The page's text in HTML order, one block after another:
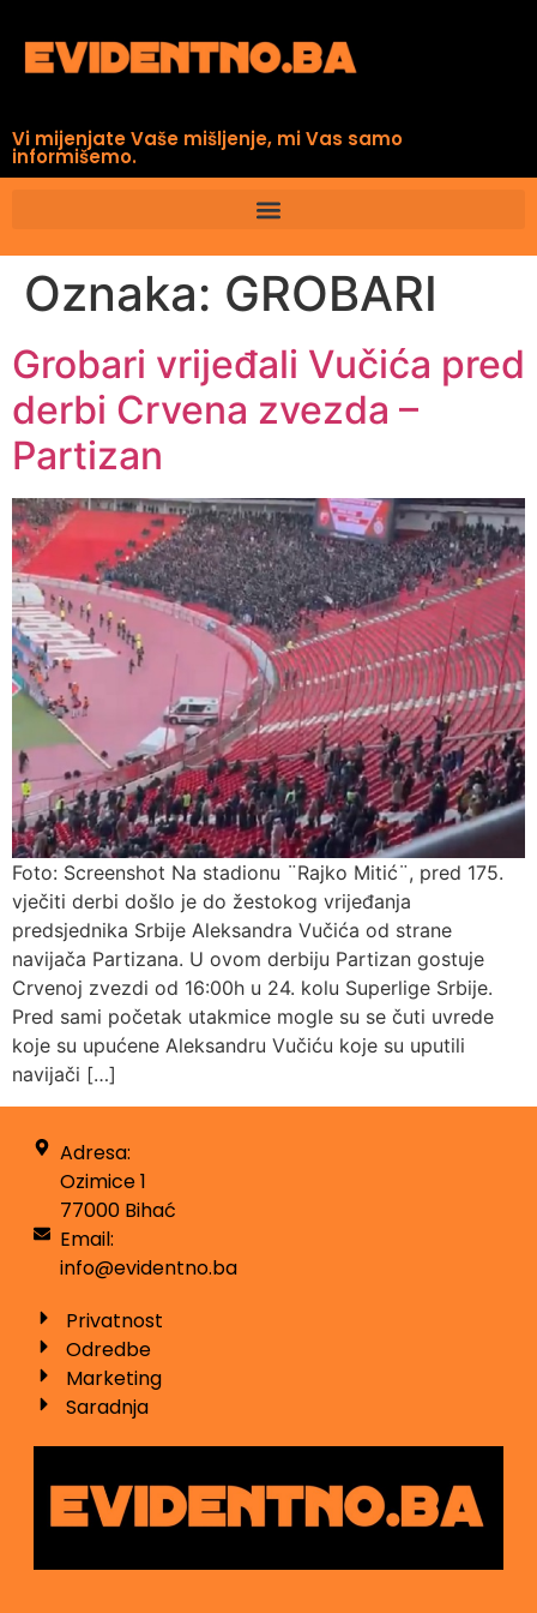
Vi mijenjate Vaše mišljenje, mi Vas samo
informišemo.
Oznaka: GROBARI
Grobari vrijeđali Vučića pred
derbi Crvena zvezda –
Partizan
Foto: Screenshot Na stadionu ¨Rajko Mitić¨, pred 175.
vječiti derbi došlo je do žestokog vrijeđanja
predsjednika Srbije Aleksandra Vučića od strane
navijača Partizana. U ovom derbiju Partizan gostuje
Crvenoj zvezdi od 16:00h u 24. kolu Superlige Srbije.
Pred sami početak utakmice mogle su se čuti uvrede
koje su upućene Aleksandru Vučiću koje su uputili
navijači […]
Adresa:
Ozimice 1
77000 Bihać
Email:
info@evidentno.ba
Privatnost
Odredbe
Marketing
Saradnja